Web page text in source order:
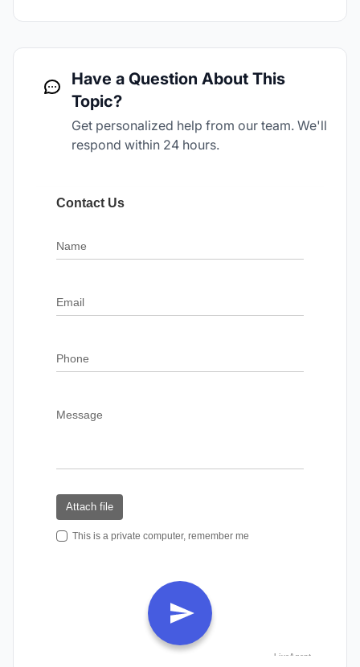
Have a Question About This
Topic?
Get personalized help from our team. We'll
respond within 24 hours.